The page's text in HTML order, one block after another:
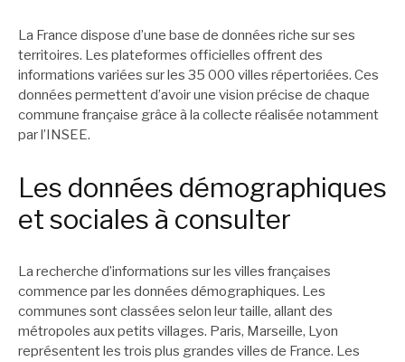
La France dispose d’une base de données riche sur ses
territoires. Les plateformes officielles offrent des
informations variées sur les 35 000 villes répertoriées. Ces
données permettent d’avoir une vision précise de chaque
commune française grâce à la collecte réalisée notamment
par l’INSEE.
Les données démographiques
et sociales à consulter
La recherche d’informations sur les villes françaises
commence par les données démographiques. Les
communes sont classées selon leur taille, allant des
métropoles aux petits villages. Paris, Marseille, Lyon
représentent les trois plus grandes villes de France. Les